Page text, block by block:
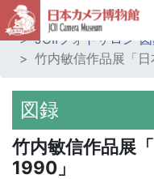
ホーム
ミュージアム
JCIIフォトサロン
竹内敏信作品展「日
図録
竹内敏信作品展
1990」